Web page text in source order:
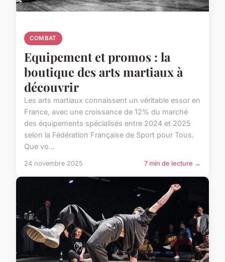
COMBAT
Equipement et promos : la
boutique des arts martiaux à
découvrir
Les arts martiaux connaissent un véritable essor en
France, avec une croissance de 12% du marché
des équipements spécialisés entre 2024 et 2025
selon la Fédération Française de Sport pour Tous.
Que vo...
24 novembre 2025 7 min de lecture →